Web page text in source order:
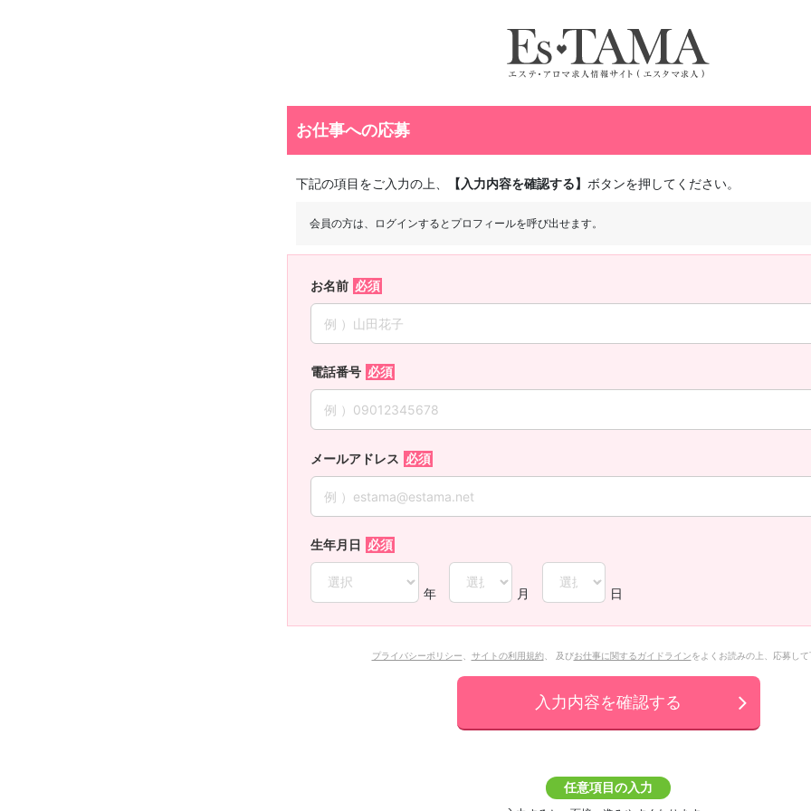
お仕事への応募
下記の項目をご入力の上、 【入力内容を確認する】 ボタンを押してください。
会員の方は、ログインするとプロフィールを呼び出せます。
お名前
電話番号
メールアドレス
生年月日
年 月 日
プライバシーポリシー サイトの利用規約、 及びお仕事に関するガイドラインをよくお読みの上、応募し
入力内容を確認する
任意項目の入力